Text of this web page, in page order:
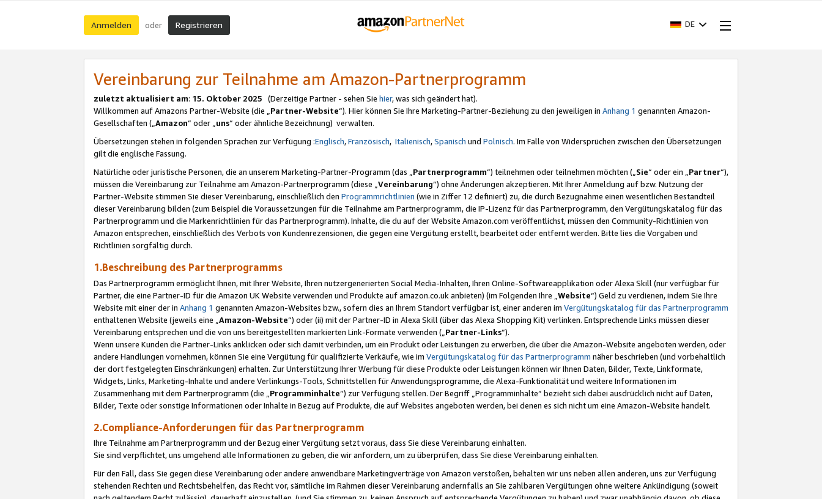
Anmelden oder Registrieren DE
Vereinbarung zur Teilnahme am Amazon-Partnerprogramm
zuletzt aktualisiert am: 15. Oktober 2025 (Derzeitige Partner - sehen Sie hier, was sich geändert hat).
Willkommen auf Amazons Partner-Website (die „Partner-Website“). Hier können Sie Ihre Marketing-Partner-Beziehung zu den jeweiligen in Anhang 1 genannten Amazon-
Gesellschaften („Amazon“ oder „uns“ oder ähnliche Bezeichnung) verwalten.
Übersetzungen stehen in folgenden Sprachen zur Verfügung :Englisch,Französisch, Italienisch,Spanisch und Polnisch. Im Falle von Widersprüchen zwischen den Übersetzungen
gilt die englische Fassung.
Natürliche oder juristische Personen, die an unserem Marketing-Partner-Programm (das „Partnerprogramm“) teilnehmen oder teilnehmen möchten („Sie“ oder ein „Partner“),
müssen die Vereinbarung zur Teilnahme am Amazon-Partnerprogramm (diese „Vereinbarung“) ohne Änderungen akzeptieren. Mit Ihrer Anmeldung auf bzw. Nutzung der
Partner-Website stimmen Sie dieser Vereinbarung, einschließlich den Programmrichtlinien (wie in Ziffer 12 definiert) zu, die durch Bezugnahme einen wesentlichen Bestandteil
dieser Vereinbarung bilden (zum Beispiel die Voraussetzungen für die Teilnahme am Partnerprogramm, die IP-Lizenz für das Partnerprogramm, den Vergütungskatalog für das
Partnerprogramm und die Markenrichtlinien für das Partnerprogramm). Inhalte, die du auf der Website Amazon.com veröffentlichst, müssen den Community-Richtlinien von
Amazon entsprechen, einschließlich des Verbots von Kundenrezensionen, die gegen eine Vergütung erstellt, bearbeitet oder entfernt werden. Bitte lies die Vorgaben und
Richtlinien sorgfältig durch.
1.Beschreibung des Partnerprogramms
Das Partnerprogramm ermöglicht Ihnen, mit Ihrer Website, Ihren nutzergenerierten Social Media-Inhalten, Ihren Online-Softwareapplikation oder Alexa Skill (nur verfügbar für
Partner, die eine Partner-ID für die Amazon UK Website verwenden und Produkte auf amazon.co.uk anbieten) (im Folgenden Ihre „ Website“) Geld zu verdienen, indem Sie Ihre
Website mit einer der in Anhang 1 genannten Amazon-Websites bzw., sofern dies an Ihrem Standort verfügbar ist, einer anderen im Vergütungskatalog für das Partnerprogramm
enthaltenen Website (jeweils eine „ Amazon-Website“) oder (ii) mit der Partner-ID in Alexa Skill (über das Alexa Shopping Kit) verlinken. Entsprechende Links müssen dieser
Vereinbarung entsprechen und die von uns bereitgestellten markierten Link-Formate verwenden („ Partner-Links“).
Wenn unsere Kunden die Partner-Links anklicken oder sich damit verbinden, um ein Produkt oder Leistungen zu erwerben, die über die Amazon-Website angeboten werden, oder
andere Handlungen vornehmen, können Sie eine Vergütung für qualifizierte Verkäufe, wie im Vergütungskatalog für das Partnerprogramm näher beschrieben (und vorbehaltlich
der dort festgelegten Einschränkungen) erhalten. Zur Unterstützung Ihrer Werbung für diese Produkte oder Leistungen können wir Ihnen Daten, Bilder, Texte, Linkformate,
Widgets, Links, Marketing-Inhalte und andere Verlinkungs-Tools, Schnittstellen für Anwendungsprogramme, die Alexa-Funktionalität und weitere Informationen im
Zusammenhang mit dem Partnerprogramm (die „ Programminhalte“) zur Verfügung stellen. Der Begriff „Programminhalte“ bezieht sich dabei ausdrücklich nicht auf Daten,
Bilder, Texte oder sonstige Informationen oder Inhalte in Bezug auf Produkte, die auf Websites angeboten werden, bei denen es sich nicht um eine Amazon-Website handelt.
2.Compliance-Anforderungen für das Partnerprogramm
Ihre Teilnahme am Partnerprogramm und der Bezug einer Vergütung setzt voraus, dass Sie diese Vereinbarung einhalten.
Sie sind verpflichtet, uns umgehend alle Informationen zu geben, die wir anfordern, um zu überprüfen, dass Sie diese Vereinbarung einhalten.
Für den Fall, dass Sie gegen diese Vereinbarung oder andere anwendbare Marketingverträge von Amazon verstoßen, behalten wir uns neben allen anderen, uns zur Verfügung
stehenden Rechten und Rechtsbehelfen, das Recht vor, sämtliche im Rahmen dieser Vereinbarung andernfalls an Sie zahlbaren Vergütungen ohne weitere Ankündigung (soweit